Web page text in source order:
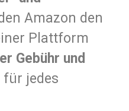
Amazon den
Plattform
Gebühr und
für jedes